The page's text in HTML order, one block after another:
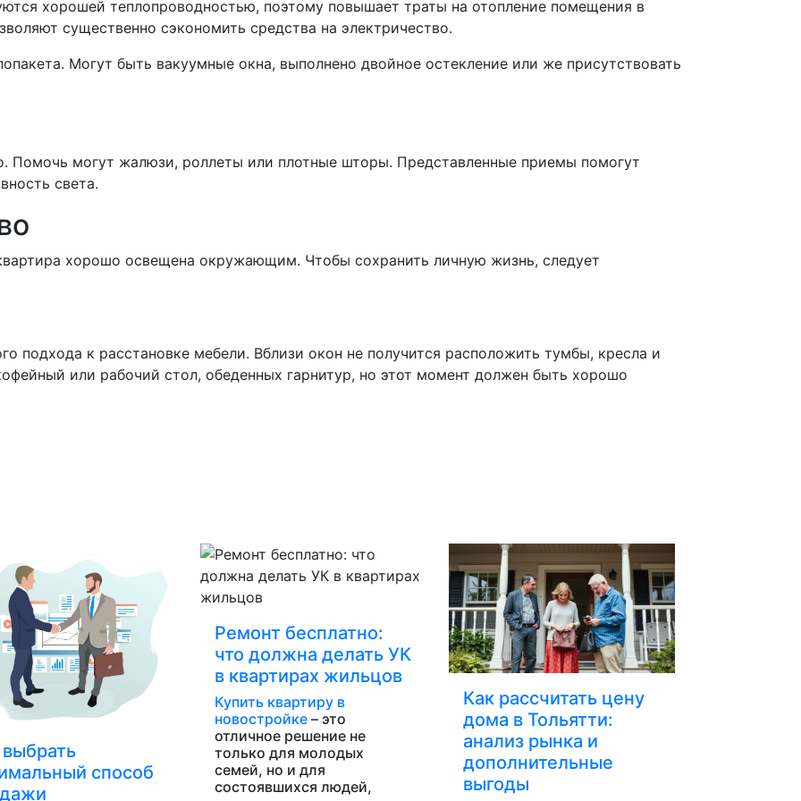
хорошей теплопроводностью, поэтому повышает траты на отопление помещения в
существенно сэкономить средства на электричество.
Могут быть вакуумные окна, выполнено двойное остекление или же присутствовать
Помочь могут жалюзи, роллеты или плотные шторы. Представленные приемы помогут
света.
хорошо освещена окружающим. Чтобы сохранить личную жизнь, следует
подхода к расстановке мебели. Вблизи окон не получится расположить тумбы, кресла и
или рабочий стол, обеденных гарнитур, но этот момент должен быть хорошо
способ
Ремонт бесплатно:
что должна делать УК
в квартирах жильцов
Купить квартиру в
новостройке – это
отличное решение не
только для молодых
семей, но и для
состоявшихся людей,
Как рассчитать цену
дома в Тольятти:
анализ рынка и
дополнительные
выгоды